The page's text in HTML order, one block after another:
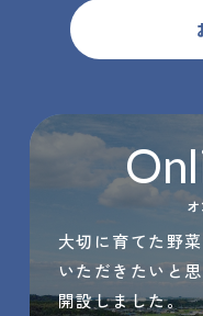
大切に育てた野
いただきたいと
開設しました。